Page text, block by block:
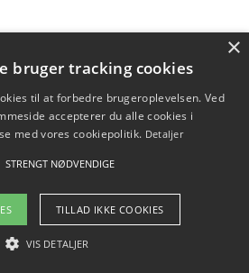
unge voksne støtte bevarelsen
2026 - Pilanto Aps
Blog Betingelser
×
bruger tracking cookies
til at forbedre brugeroplevelsen. Ved
accepterer du alle cookies i
med vores cookiepolitik. Detaljer
STRENGT NØDVENDIGE
TILLAD IKKE COOKIES
VIS DETALJER